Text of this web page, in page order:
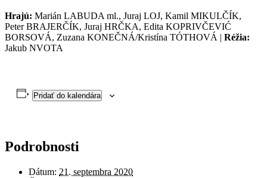
Hrajú: Marián LABUDA ml., Juraj LOJ, Kamil MIKULČÍK,
Peter BRAJERČÍK, Juraj HRČKA, Edita KOPRIVČEVIĆ
BORSOVÁ, Zuzana KONEČNÁ/Kristína TÓTHOVÁ | Réžia:
Jakub NVOTA
Pridať do kalendára
Podrobnosti
Dátum: 21. septembra 2020